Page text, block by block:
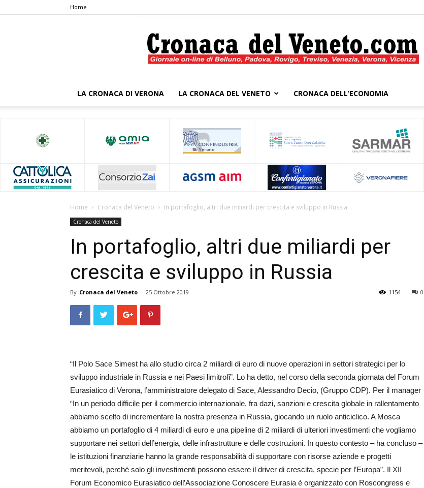
Home
Veneto
LA CRONACA DI VERONA LA CRONACA DEL VENETO CRONACA DELL’ECONOMIA
Home Cronaca del Veneto In portafoglio, altri due miliardi per crescita e sviluppo in Russia
Cronaca del Veneto
In portafoglio, altri due miliardi per
crescita e sviluppo in Russia
By Cronaca del Veneto - 25 Ottobre 2019 0
1154
“Il Polo Sace Simest ha allo studio circa 2 miliardi di euro di nuove operazioni in settori strategici per lo
sviluppo industriale in Russia e nei Paesi limitrofi”. Lo ha detto, nel corso della seconda giornata del Forum
Eurasiatico di Verona, l’amministratore delegato di Sace, Alessandro Decio, (Gruppo CDP). Per il manager
“In un periodo difficile per il commercio internazionale, fra dazi, sanzioni e crescita globale in rallentamento
abbiamo scelto di incrementare la nostra presenza in Russia, giocando un ruolo anticiclico. A Mosca
abbiamo un portafoglio di 4 miliardi di euro e una pipeline di 2 miliardi di ulteriori investimenti che vogliamo
supportare nei settori dell’energia, delle infrastrutture e delle costruzioni. In questo contesto – ha concluso –
le istituzioni finanziarie hanno la grande responsabilità di supportare con risorse aziende e progetti
meritevoli, perché solo gli investimenti possono essere il driver di crescita, specie per l’Europa”. Il XII
Forum Economico Eurasiatico dell’Associazione Conoscere Eurasia è organizzato con Roscongress e